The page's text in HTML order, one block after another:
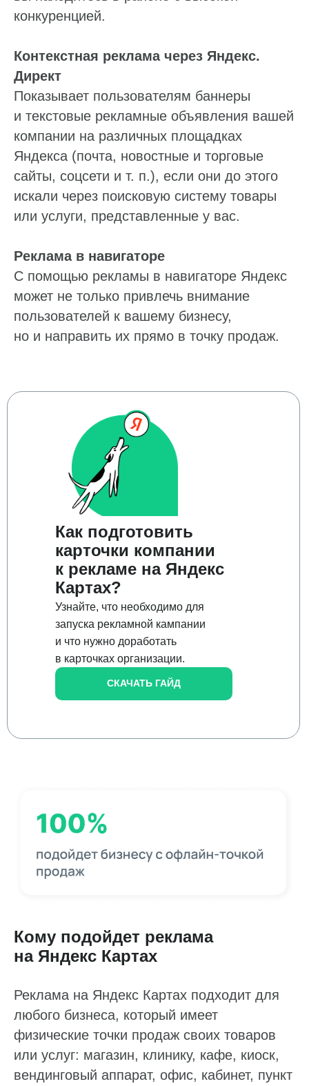
конкуренцией.
Контекстная реклама через Яндекс.
Директ
Показывает пользователям баннеры
и текстовые рекламные объявления вашей
компании на различных площадках
Яндекса (почта, новостные и торговые
сайты, соцсети и т. п.), если они до этого
искали через поисковую систему товары
или услуги, представленные у вас.
Реклама в навигаторе
С помощью рекламы в навигаторе Яндекс
может не только привлечь внимание
пользователей к вашему бизнесу,
но и направить их прямо в точку продаж.
Как подготовить
карточки компании
к рекламе на Яндекс
Картах?
Узнайте, что необходимо для
запуска рекламной кампании
и что нужно доработать
в карточках организации.
СКАЧАТЬ ГАЙД
Кому подойдет реклама
на Яндекс Картах
Реклама на Яндекс Картах подходит для
любого бизнеса, который имеет
физические точки продаж своих товаров
или услуг: магазин, клинику, кафе, киоск,
вендинговый аппарат, офис, кабинет, пункт